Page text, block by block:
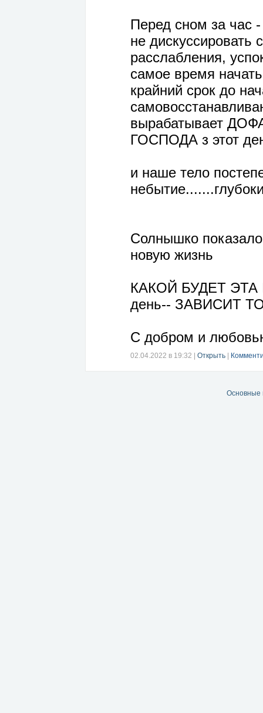
Перед сном за час
не
расслабления,
самое время
крайний срок до
вырабатывает
ГОСПОДА з этот
и наше тело
Солнышко
новую жизнь
КАКОЙ БУДЕТ ЭТА
день-- ЗАВИСИТ
С добром и
02.04.2022 в 19:32 Открыть
Основные